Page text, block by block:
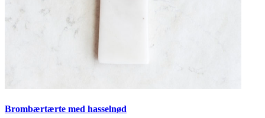
Brombærtærte med hasselnød